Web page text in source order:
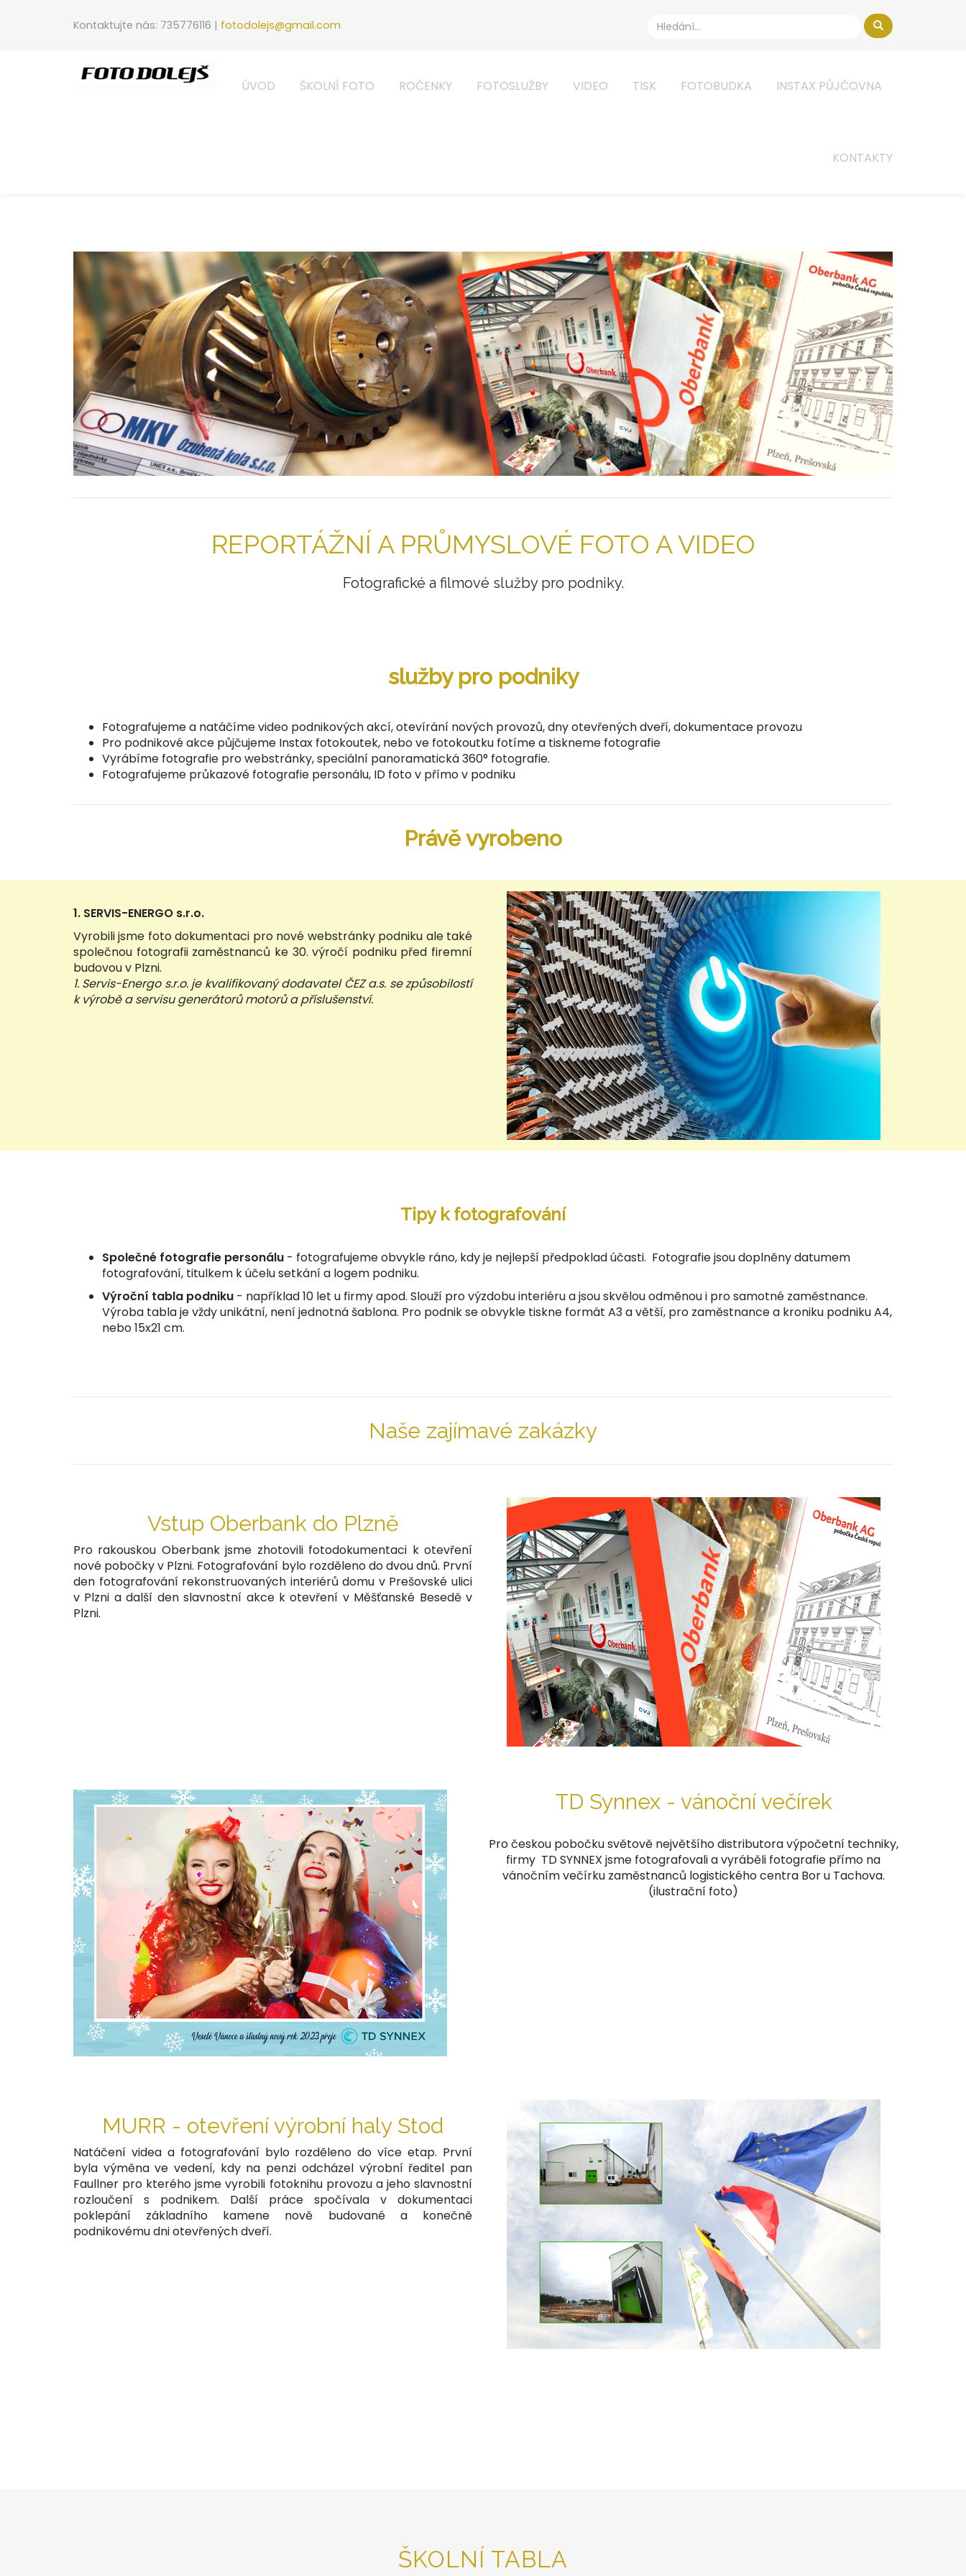
Kontaktujte nás: 735776116 | fotodolejs@gmail.com
ÚVOD ŠKOLNÍ FOTO ROČENKY FOTOSLUŽBY VIDEO TISK FOTOBUDKA INSTAX PŮJČOVNA
KONTAKTY
REPORTÁŽNÍ A PRŮMYSLOVÉ FOTO A VIDEO
Fotografické a filmové služby pro podniky.
služby pro podniky
Fotografujeme a natáčíme video podnikových akcí, otevírání nových provozů, dny otevřených dveří, dokumentace provozu
Pro podnikové akce půjčujeme Instax fotokoutek, nebo ve fotokoutku fotíme a tiskneme fotografie
Vyrábíme fotografie pro webstránky, speciální panoramatická 360° fotografie.
Fotografujeme průkazové fotografie personálu, ID foto v přímo v podniku
Právě vyrobeno
1. SERVIS-ENERGO s.r.o.
Vyrobili jsme foto dokumentaci pro nové webstránky podniku ale také
společnou fotografii zaměstnanců ke 30. výročí podniku před firemní
budovou v Plzni.
1. Servis-Energo s.r.o. je kvalifikovaný dodavatel ČEZ a.s. se způsobilostí
k výrobě a servisu generátorů motorů a příslušenství.
Tipy k fotografování
Společné fotografie personálu - fotografujeme obvykle ráno, kdy je nejlepší předpoklad účasti. Fotografie jsou doplněny datumem
fotografování, titulkem k účelu setkání a logem podniku.
Výroční tabla podniku - například 10 let u firmy apod. Slouží pro výzdobu interiéru a jsou skvělou odměnou i pro samotné zaměstnance.
Výroba tabla je vždy unikátní, není jednotná šablona. Pro podnik se obvykle tiskne formát A3 a větší, pro zaměstnance a kroniku podniku A4,
nebo 15x21 cm.
Naše zajímavé zakázky
Vstup Oberbank do Plzně
Pro rakouskou Oberbank jsme zhotovili fotodokumentaci k otevření
nové pobočky v Plzni. Fotografování bylo rozděleno do dvou dnů. První
den fotografování rekonstruovaných interiérů domu v Prešovské ulici
v Plzni a další den slavnostní akce k otevření v Měšťanské Besedě v
Plzni.
TD Synnex - vánoční večírek
Pro českou pobočku světově největšího distributora výpočetní techniky,
firmy TD SYNNEX jsme fotografovali a vyráběli fotografie přímo na
vánočním večírku zaměstnanců logistického centra Bor u Tachova.
(ilustrační foto)
MURR - otevření výrobní haly Stod
Natáčení videa a fotografování bylo rozděleno do více etap. První
byla výměna ve vedení, kdy na penzi odcházel výrobní ředitel pan
Faullner pro kterého jsme vyrobili fotoknihu provozu a jeho slavnostní
rozloučení s podnikem. Další práce spočívala v dokumentaci
poklepání základního kamene nově budované a konečně
podnikovému dni otevřených dveří.
ŠKOLNÍ TABLA